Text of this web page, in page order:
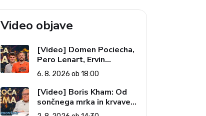
Video objave
[Video] Domen Pociecha,
Pero Lenart, Ervin
Kostanjšek: Šport
specialcev (Vroča tema, 6.
8. 2026)
6. 8. 2026 ob 18:00
[Video] Boris Kham: Od
sončnega mrka in krvave
lune do slovenskih